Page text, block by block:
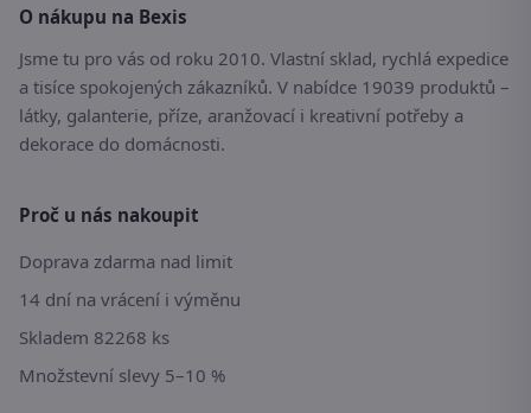
O nákupu na Bexis
Jsme tu pro vás od roku 2010. Vlastní sklad, rychlá expedice
a tisíce spokojených zákazníků. V nabídce 19039 produktů –
látky, galanterie, příze, aranžovací i kreativní potřeby a
dekorace do domácnosti.
Proč u nás nakoupit
Doprava zdarma nad limit
14 dní na vrácení i výměnu
Skladem 82268 ks
Množstevní slevy 5–10 %